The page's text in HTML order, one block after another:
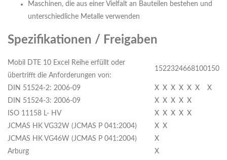
Maschinen, die aus einer Vielfalt an Bauteilen bestehen und
unterschiedliche Metalle verwenden
Spezifikationen / Freigaben
Mobil DTE 10 Excel Reihe erfüllt oder
übertrifft die Anforderungen von:
1522324668100150
DIN 51524-2: 2006-09 X X X X X X
X
DIN 51524-3: 2006-09
X X X X X
ISO 11158 L- HV
X X X X X
JCMAS HK VG32W (JCMAS P 041:2004)
X X
JCMAS HK VG46W (JCMAS P 041:2004)
X
Arburg
X